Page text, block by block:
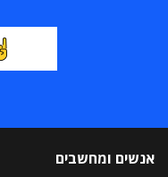
אנשים ומחשבים